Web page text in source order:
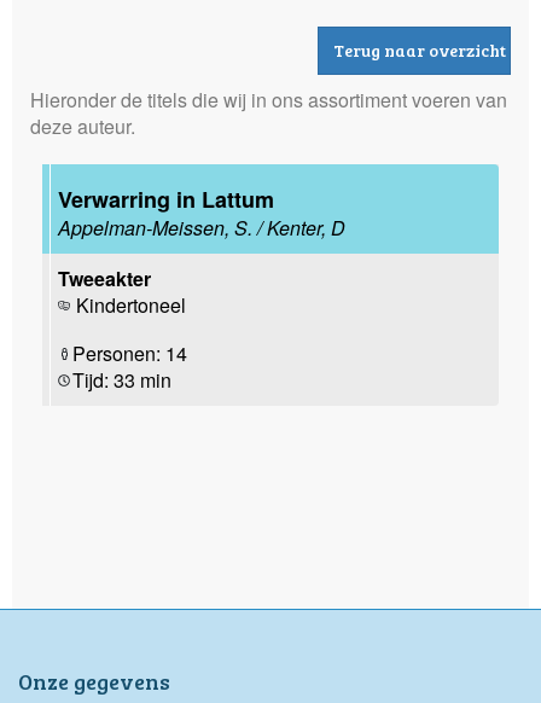
Terug naar overzicht
Hieronder de titels die wij in ons assortiment voeren van
deze auteur.
Verwarring in Lattum
Appelman-Meissen, S. / Kenter, D
Tweeakter
Kindertoneel
Personen: 14
Tijd: 33 min
Onze gegevens